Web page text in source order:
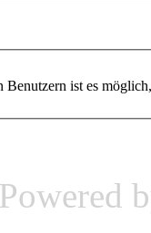
Benutzern ist es
Powered